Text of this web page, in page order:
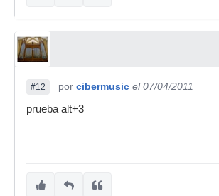
#12 por cibermusic el 07/04/2011
prueba alt+3